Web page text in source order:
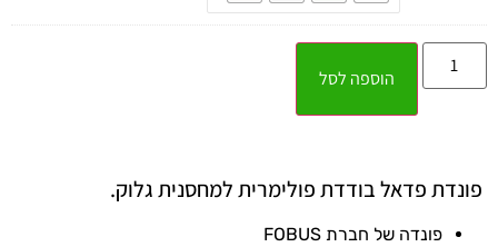
FM
81
הוספה לסל
פונדת פדאל בודדת פולימרית למחסנית גלוק.
פונדה של חברת FOBUS